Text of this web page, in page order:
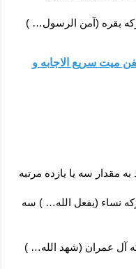
میت سریع الاجابه و
۱۴۷ از سوره مبارکه نساء (یفعل الله… ) سه